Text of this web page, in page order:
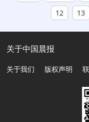
12
13
关于中国晨报
关于我们 版权声明